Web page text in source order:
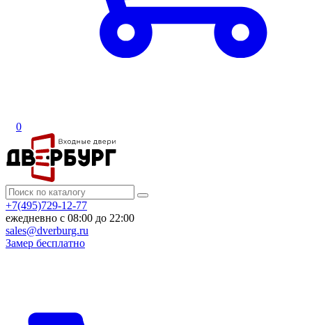
0
+7(495)729-12-77
ежедневно с 08:00 до 22:00
sales@dverburg.ru
Замер бесплатно